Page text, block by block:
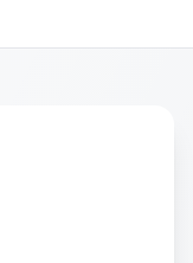
Dominicana